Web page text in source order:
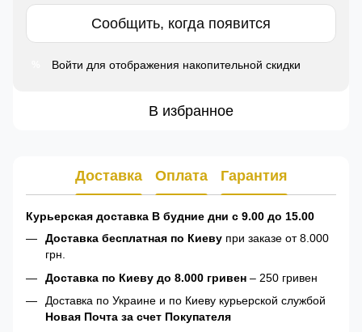
Сообщить, когда появится
Войти для отображения накопительной скидки
В избранное
Доставка Оплата Гарантия
Курьерская доставка В будние дни с 9.00 до 15.00
Доставка бесплатная по Киеву при заказе от 8.000
грн.
Доставка по Киеву до 8.000 гривен – 250 гривен
Доставка по Украине и по Киеву курьерской службой
Новая Почта за счет Покупателя